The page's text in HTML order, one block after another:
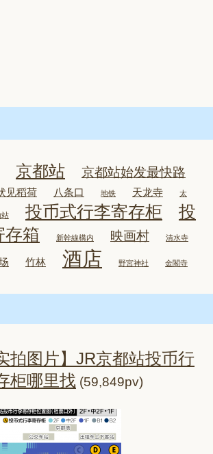
京都站
京都站始发最快路
见稻荷 八条口 地铁 天龙寺 太
站 投币式行李寄存柜
投
存箱
新幹線構内 映画村 清水寺
竹林 酒店 野宮神社 金閣寺
拍图片】JR京都站投币行
柜哪里找 (59,849pv)